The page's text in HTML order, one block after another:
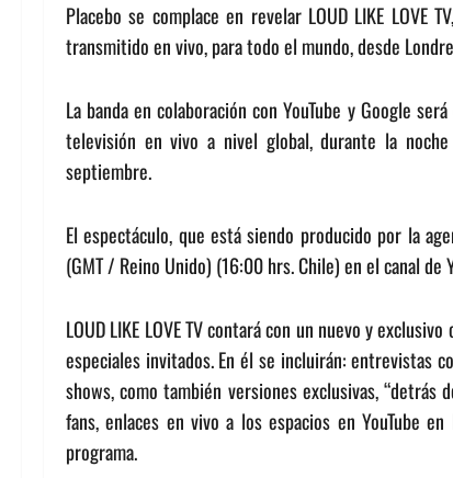
Placebo se complace en revelar LOUD LIKE
transmitido en vivo, para todo el mundo, desde
La banda en colaboración con YouTube y Google
televisión en vivo a nivel global, durante la
septiembre.
El espectáculo, que está siendo producido por la
(GMT / Reino Unido) (16:00 hrs. Chile) en el canal de
LOUD LIKE LOVE TV contará con un nuevo y
especiales invitados. En él se incluirán: entrevistas
shows, como también versiones exclusivas, “detrás
fans, enlaces en vivo a los espacios en YouTube
programa.